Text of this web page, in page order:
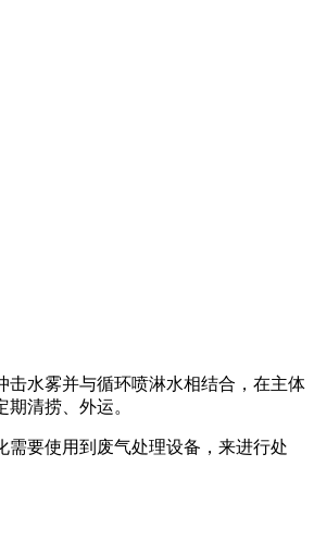
水雾并与循环喷淋水相结合，在主体
清捞、外运。
要使用到废气处理设备，来进行处